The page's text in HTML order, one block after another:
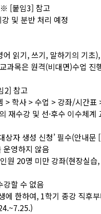
※ [붙임3] 참고
및 분반 처리 예정
읽기, 쓰기, 말하기의 기초),
과목은 원격(비대면)수업 진
2] 참고
> 학사 > 수업 > 강좌/시간표
재수강 및 선·후수 이수체계
상자 생성 신청’ 필수(안내문
영하지 않음
원 20명 미만 강좌(현장실습
강할 수 없음
에 한하여, 1학기 종강 직후